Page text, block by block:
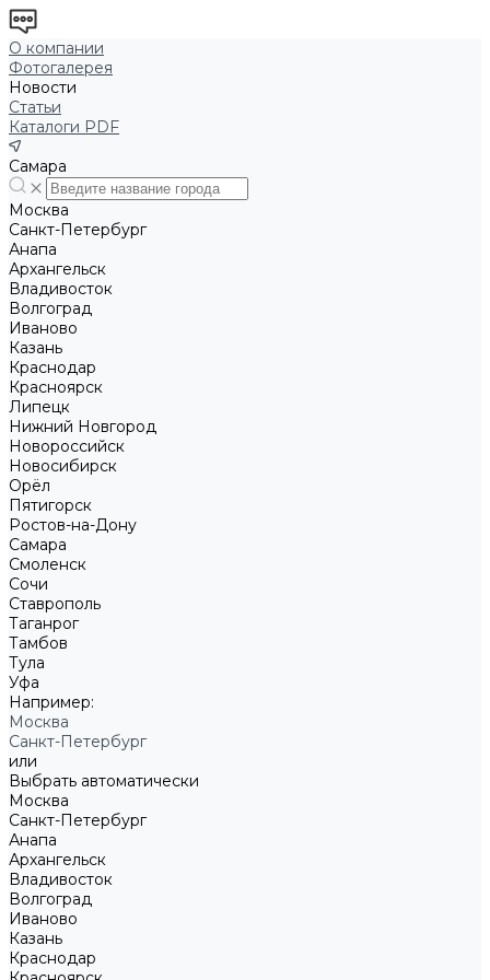
О компании
Фотогалерея
Новости
Статьи
Каталоги PDF
Самара
Москва
Санкт-Петербург
Анапа
Архангельск
Владивосток
Волгоград
Иваново
Казань
Краснодар
Красноярск
Липецк
Нижний Новгород
Новороссийск
Новосибирск
Орёл
Пятигорск
Ростов-на-Дону
Самара
Смоленск
Сочи
Ставрополь
Таганрог
Тамбов
Тула
Уфа
Например:
Москва
Санкт-Петербург
или
Выбрать автоматически
Москва
Санкт-Петербург
Анапа
Архангельск
Владивосток
Волгоград
Иваново
Казань
Краснодар